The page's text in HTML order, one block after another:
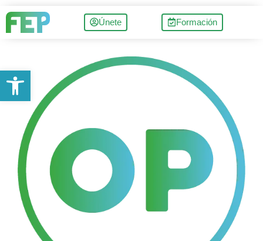
Únete Formación
Abrir barra de herramientas